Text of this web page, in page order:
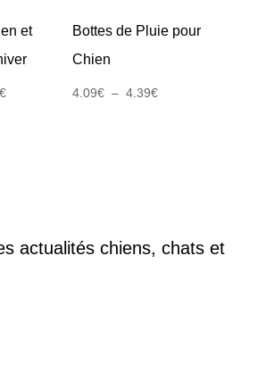
et
€Plage
Bottes de Pluie pour
Chien
4.09€ – 4.39€Plage
actualités chiens, chats et